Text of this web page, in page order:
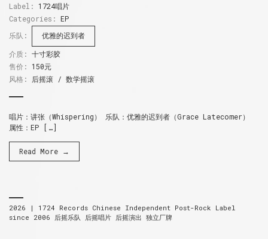
Label:
1724唱片
Categories: EP
乐队:
优雅的迟到者
介质: 十寸彩胶
售价: 150元
风格:
后摇滚 / 数学摇滚
唱片：讲张（Whispering） 乐队：优雅的迟到者（Grace Latecomer）
属性：EP […]
Read More →
2026 | 1724 Records Chinese Independent Post-Rock Label
since 2006
后摇乐队 后摇唱片 后摇演出 独立厂牌